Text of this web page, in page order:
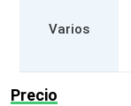
Varios
Precio